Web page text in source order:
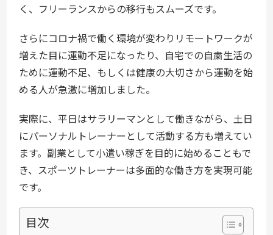
く、フリーランスからの移行もスムーズです。
さらにコロナ禍で働く環境が変わりリモートワークが
増えた目に運動不足になったり、自宅での自粛生活の
ために運動不足、もしくは健康の大切さから運動を始
める人が急激に増加しました。
実際に、平日はサラリーマンとして働きながら、土日
にパーソナルトレーナーとして活動する方も増えてい
ます。副業として小遣い稼ぎを目的に始めることもで
き、スポーツトレーナーは多面的な働き方を実現可能
です。
目次